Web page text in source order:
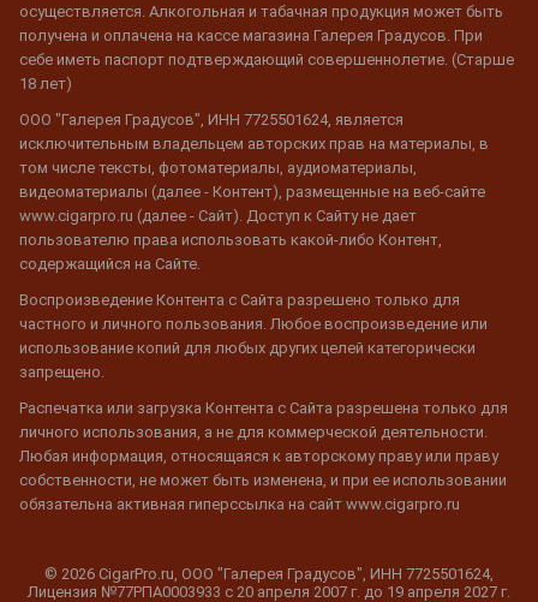
осуществляется. Алкогольная и табачная продукция может быть
получена и оплачена на кассе магазина Галерея Градусов. При
себе иметь паспорт подтверждающий совершеннолетие. (Старше
18 лет)
ООО "Галерея Градусов", ИНН 7725501624, является
исключительным владельцем авторских прав на материалы, в
том числе тексты, фотоматериалы, аудиоматериалы,
видеоматериалы (далее - Контент), размещенные на веб-сайте
www.cigarpro.ru (далее - Сайт). Доступ к Сайту не дает
пользователю права использовать какой-либо Контент,
содержащийся на Сайте.
Воспроизведение Контента с Сайта разрешено только для
частного и личного пользования. Любое воспроизведение или
использование копий для любых других целей категорически
запрещено.
Распечатка или загрузка Контента с Сайта разрешена только для
личного использования, а не для коммерческой деятельности.
Любая информация, относящаяся к авторскому праву или праву
собственности, не может быть изменена, и при ее использовании
обязательна активная гиперссылка на сайт www.cigarpro.ru
© 2026 CigarPro.ru, ООО "Галерея Градусов", ИНН 7725501624,
Лицензия №77РПА0003933 c 20 апреля 2007 г. до 19 апреля 2027 г.